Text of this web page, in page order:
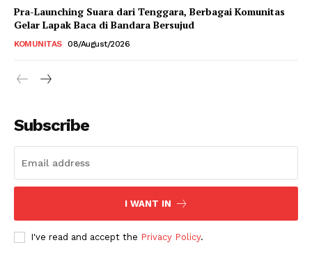
Pra-Launching Suara dari Tenggara, Berbagai Komunitas
Gelar Lapak Baca di Bandara Bersujud
KOMUNITAS 08/August/2026
Subscribe
I WANT IN
I've read and accept the Privacy Policy.